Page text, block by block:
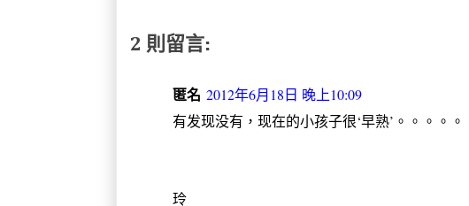
2 則留言:
匿名 2012年6月18日 晚上10:09
有发现没有，现在的小孩子很‘早熟’。。。。。
玲